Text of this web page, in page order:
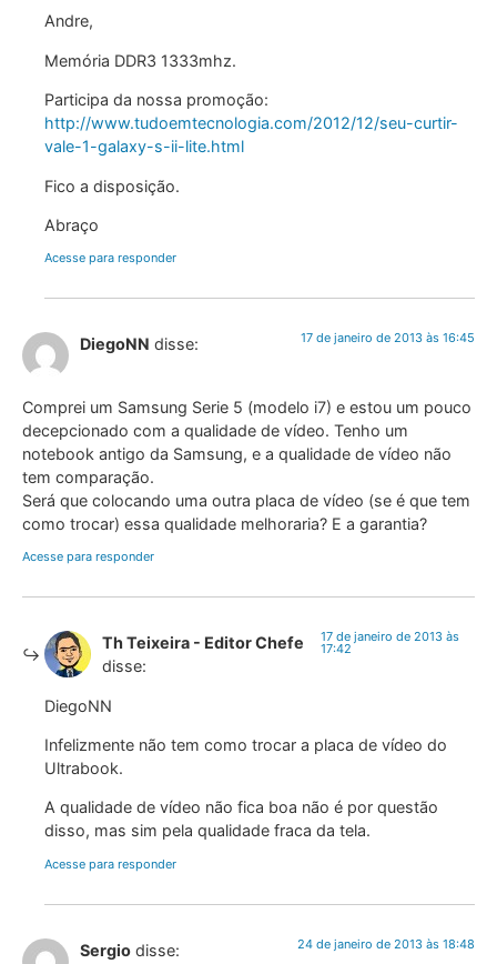
Andre,
Memória DDR3 1333mhz.
Participa da nossa promoção:
http://www.tudoemtecnologia.com/2012/12/seu-curtir-
vale-1-galaxy-s-ii-lite.html
Fico a disposição.
Abraço
Acesse para responder
DiegoNN disse: 17 de janeiro de 2013 às 16:45
Comprei um Samsung Serie 5 (modelo i7) e estou um pouco
decepcionado com a qualidade de vídeo. Tenho um
notebook antigo da Samsung, e a qualidade de vídeo não
tem comparação.
Será que colocando uma outra placa de vídeo (se é que tem
como trocar) essa qualidade melhoraria? E a garantia?
Acesse para responder
Th Teixeira - Editor Chefe
disse:
17 de janeiro de 2013 às
17:42
DiegoNN
Infelizmente não tem como trocar a placa de vídeo do
Ultrabook.
A qualidade de vídeo não fica boa não é por questão
disso, mas sim pela qualidade fraca da tela.
Acesse para responder
Sergio disse: 24 de janeiro de 2013 às 18:48